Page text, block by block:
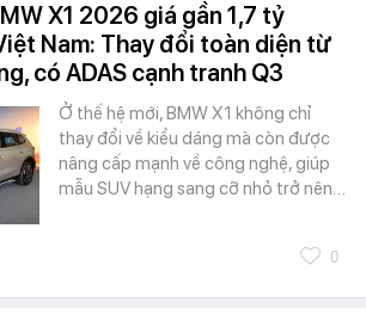
X1 2026 giá gần 1,7 tỷ
Nam: Thay đổi toàn diện từ
có ADAS cạnh tranh Q3
Ở thế hệ mới, BMW X1 không chỉ
thay đổi về kiểu dáng mà còn được
nâng cấp mạnh về công nghệ, giúp
mẫu SUV hạng sang cỡ nhỏ trở nên…
0